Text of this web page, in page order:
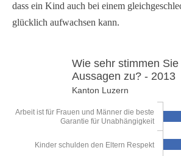
dass ein Kind auch bei einem
glücklich aufwachsen kann.
Wie sehr stimmen Sie den einzelnen
Kanton Luzern
View as data table, Wie sehr
Wie sehr stimmen
Aussagen zu? - 2013
Kanton Luzern
Arbeit ist für Frauen und Männer die beste
Garantie für Unabhängigkeit
Kinder schulden den Eltern Respekt